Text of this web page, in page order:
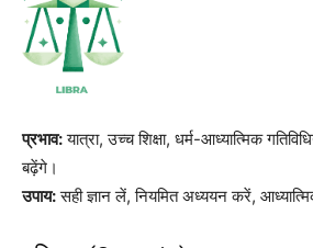
प्रभाव:यात्रा, उच्च शिक्षा, धर्म-आध्यात्मिक
बढ़ेंगे।
उपाय:सही ज्ञान लें, नियमित अध्ययन करें,